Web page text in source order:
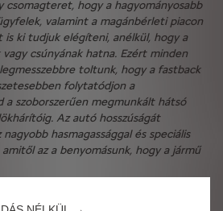
csomagteret, hogy a hagyományosabb
valamint a magánbérleti piacon
is ki tudjuk elégíteni, anélkül, hogy a
csúnyának hatna. Ezért minden
toltunk, hogy a fastback
folytatódjon a
a szoborszerűen megmunkált hátsó
Az autó hosszúságát
hasmagassággal és speciális
az a benyomásunk, hogy a jármű